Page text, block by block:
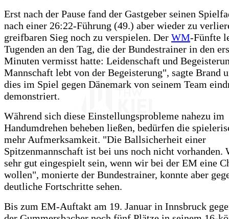
Erst nach der Pause fand der Gastgeber seinen
nach einer 26:22-Führung (49.) aber wieder zu
greifbaren Sieg noch zu verspielen. Der WM-Fünfte
Tugenden an den Tag, die der Bundestrainer in den
Minuten vermisst hatte: Leidenschaft und
Mannschaft lebt von der Begeisterung", sagte Brand
dies im Spiel gegen Dänemark von seinem Team
demonstriert.
Während sich diese Einstellungsprobleme nahezu im
Handumdrehen beheben ließen, bedürfen die
mehr Aufmerksamkeit. "Die Ballsicherheit einer
Spitzenmannschaft ist bei uns noch nicht vorhanden.
sehr gut eingespielt sein, wenn wir bei der EM eine
wollen", monierte der Bundestrainer, konnte aber
deutliche Fortschritte sehen.
Bis zum EM-Auftakt am 19. Januar in Innsbruck